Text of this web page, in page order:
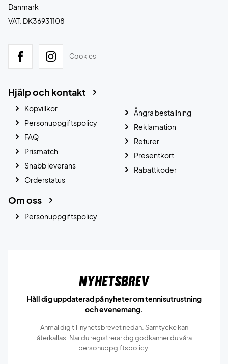
Danmark
VAT: DK36931108
Cookies
Hjälp och kontakt
Köpvillkor
Personuppgiftspolicy
FAQ
Prismatch
Snabb leverans
Orderstatus
Ångra beställning
Reklamation
Returer
Presentkort
Rabattkoder
Om oss
Personuppgiftspolicy
Nyhetsbrev
Håll dig uppdaterad på nyheter om tennisutrustning
och evenemang.
Anmäl dig till nyhetsbrevet nedan. Samtycke kan
återkallas. När du registrerar dig godkänner du våra
personuppgiftspolicy.